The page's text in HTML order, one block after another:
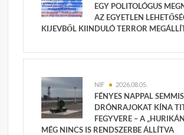
EGY POLITOLÓGUS
AZ EGYETLEN
KIJEVBŐL KIINDULÓ TERROR
NIF 2026.08.05.
FÉNYES NAPPAL
DRÓNRAJOKAT KÍNA
FEGYVERE – A
MÉG NINCS IS RENDSZERBE ÁLLÍTVA